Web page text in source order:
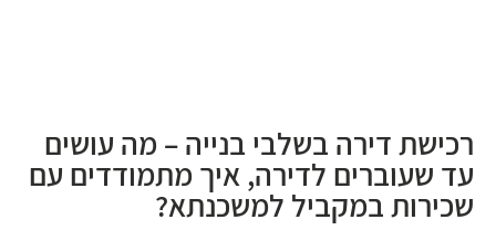
רכישת דירה בשלבי בנייה – מה עושים
עד שעוברים לדירה, איך מתמודדים עם
שכירות במקביל למשכנתא?